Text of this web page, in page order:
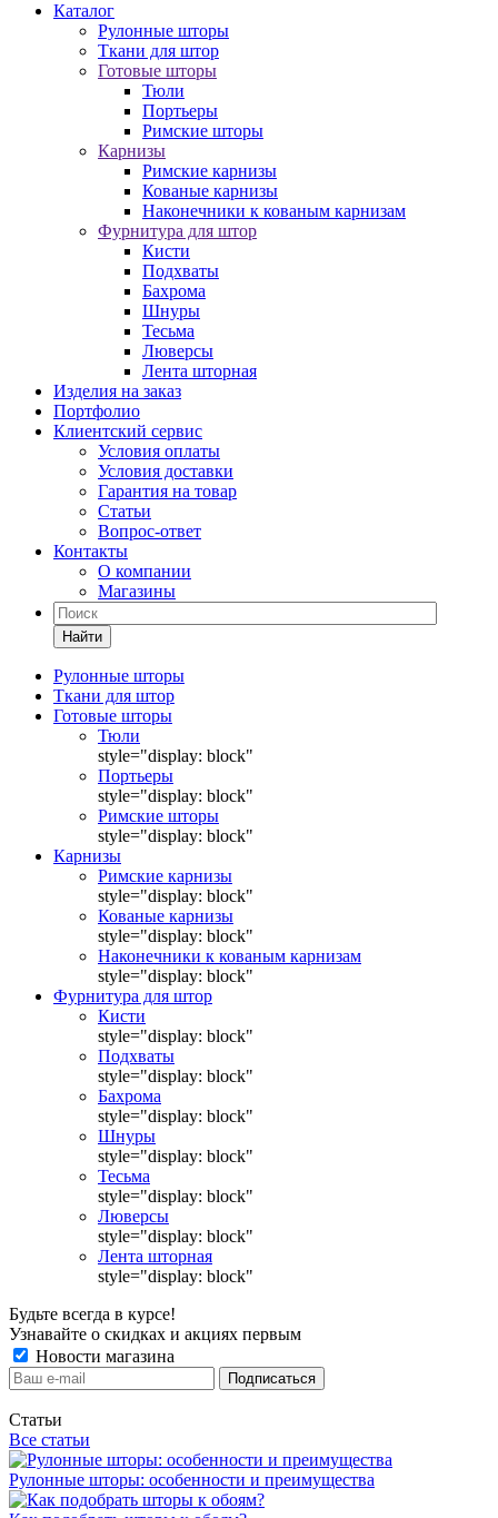
Каталог
Рулонные шторы
Ткани для штор
Готовые шторы
Тюли
Портьеры
Римские шторы
Карнизы
Римские карнизы
Кованые карнизы
Наконечники к кованым карнизам
Фурнитура для штор
Кисти
Подхваты
Бахрома
Шнуры
Тесьма
Люверсы
Лента шторная
Изделия на заказ
Портфолио
Клиентский сервис
Условия оплаты
Условия доставки
Гарантия на товар
Статьи
Вопрос-ответ
Контакты
О компании
Магазины
Найти
Рулонные шторы
Ткани для штор
Готовые шторы
Тюли
style="display: block"
Портьеры
style="display: block"
Римские шторы
style="display: block"
Карнизы
Римские карнизы
style="display: block"
Кованые карнизы
style="display: block"
Наконечники к кованым карнизам
style="display: block"
Фурнитура для штор
Кисти
style="display: block"
Подхваты
style="display: block"
Бахрома
style="display: block"
Шнуры
style="display: block"
Тесьма
style="display: block"
Люверсы
style="display: block"
Лента шторная
style="display: block"
Будьте всегда в курсе!
Узнавайте о скидках и акциях первым
Новости магазина
Статьи
Все статьи
Рулонные шторы: особенности и преимущества